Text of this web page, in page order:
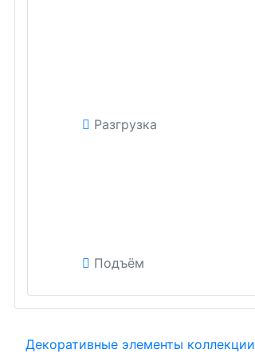
Разгрузка
Подъём
Декоративные элементы коллекции